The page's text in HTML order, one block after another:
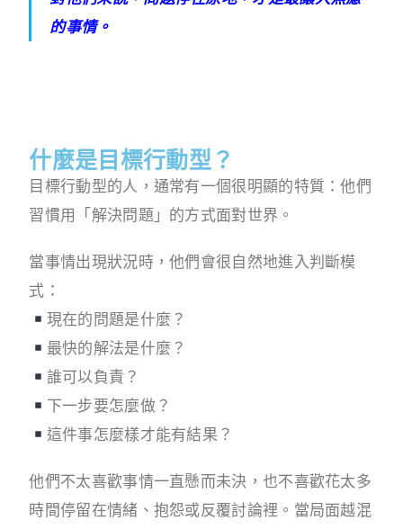
的事情。
什麼是目標行動型？
目標行動型的人，通常有一個很明顯的特質：他們
習慣用「解決問題」的方式面對世界。
當事情出現狀況時，他們會很自然地進入判斷模
式：
現在的問題是什麼？
最快的解法是什麼？
誰可以負責？
下一步要怎麼做？
這件事怎麼樣才能有結果？
他們不太喜歡事情一直懸而未決，也不喜歡花太多
時間停留在情緒、抱怨或反覆討論裡。當局面越混